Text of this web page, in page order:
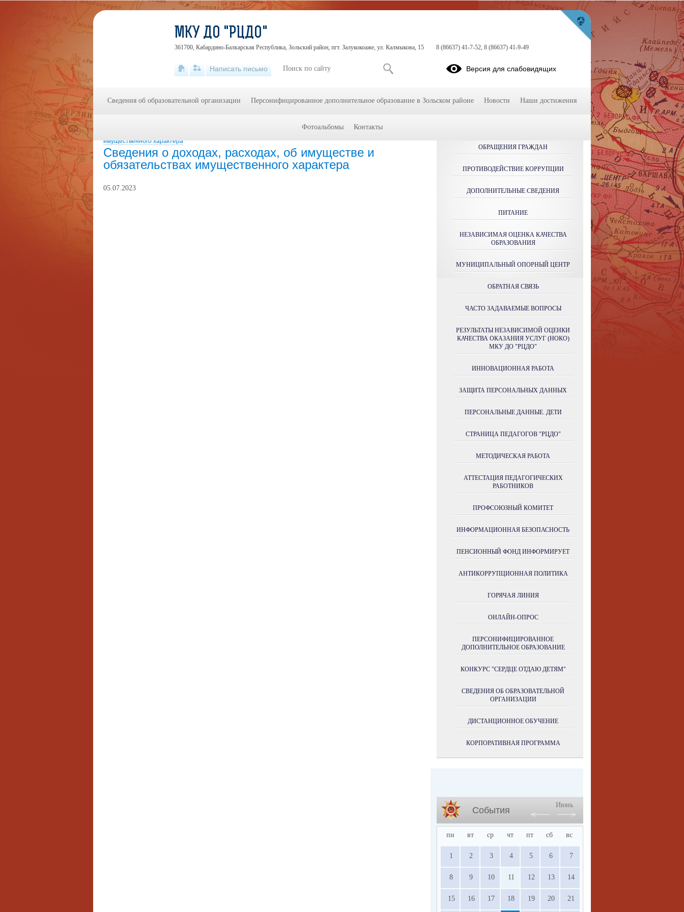
Сведения о доходах, расходах, об имуществе и обязательствах
имущественного характера
Сведения о доходах, расходах, об имуществе и
обязательствах имущественного характера
05.07.2023
ОБРАЩЕНИЯ ГРАЖДАН
ПРОТИВОДЕЙСТВИЕ КОРРУПЦИИ
ДОПОЛНИТЕЛЬНЫЕ СВЕДЕНИЯ
ПИТАНИЕ
НЕЗАВИСИМАЯ ОЦЕНКА КАЧЕСТВА
ОБРАЗОВАНИЯ
МУНИЦИПАЛЬНЫЙ ОПОРНЫЙ ЦЕНТР
ОБРАТНАЯ СВЯЗЬ
ЧАСТО ЗАДАВАЕМЫЕ ВОПРОСЫ
РЕЗУЛЬТАТЫ НЕЗАВИСИМОЙ ОЦЕНКИ
КАЧЕСТВА ОКАЗАНИЯ УСЛУГ (НОКО)
МКУ ДО "РЦДО"
ИННОВАЦИОННАЯ РАБОТА
ЗАЩИТА ПЕРСОНАЛЬНЫХ ДАННЫХ
ПЕРСОНАЛЬНЫЕ ДАННЫЕ. ДЕТИ
СТРАНИЦА ПЕДАГОГОВ "РЦДО"
МЕТОДИЧЕСКАЯ РАБОТА
АТТЕСТАЦИЯ ПЕДАГОГИЧЕСКИХ
РАБОТНИКОВ
ПРОФСОЮЗНЫЙ КОМИТЕТ
ИНФОРМАЦИОННАЯ БЕЗОПАСНОСТЬ
ПЕНСИОННЫЙ ФОНД ИНФОРМИРУЕТ
АНТИКОРРУПЦИОННАЯ ПОЛИТИКА
ГОРЯЧАЯ ЛИНИЯ
ОНЛАЙН-ОПРОС
ПЕРСОНИФИЦИРОВАННОЕ
ДОПОЛНИТЕЛЬНОЕ ОБРАЗОВАНИЕ
КОНКУРС "СЕРДЦЕ ОТДАЮ ДЕТЯМ"
СВЕДЕНИЯ ОБ ОБРАЗОВАТЕЛЬНОЙ
ОРГАНИЗАЦИИ
ДИСТАНЦИОННОЕ ОБУЧЕНИЕ
КОРПОРАТИВНАЯ ПРОГРАММА
События
Июнь
пн вт ср чт пт сб вс
1 2 3 4 5 6 7
8 9 10 11 12 13 14
15 16 17 18 19 20 21
МКУ ДО "РЦДО"
361700, Кабардино-Балкарская Республика, Зольский район, пгт. Залукокоаже, ул. Калмыкова, 15 8 (86637) 41-7-52, 8 (86637) 41-9-49
Написать письмо Версия для слабовидящих
Сведения об образовательной организации Персонифицированное дополнительное образование в Зольском районе Новости Наши достижения
Фотоальбомы Контакты